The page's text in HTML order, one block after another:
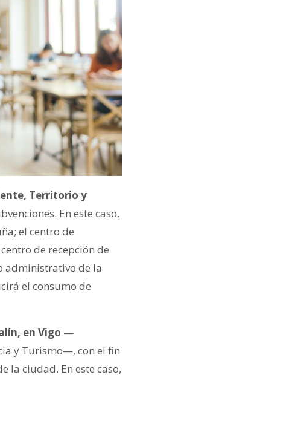
Territorio y
En este caso,
el centro de
de recepción de
administrativo de la
el consumo de
en Vigo —
y Turismo—, con el fin
la ciudad. En este caso,